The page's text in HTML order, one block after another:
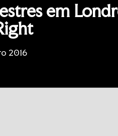
em
2016